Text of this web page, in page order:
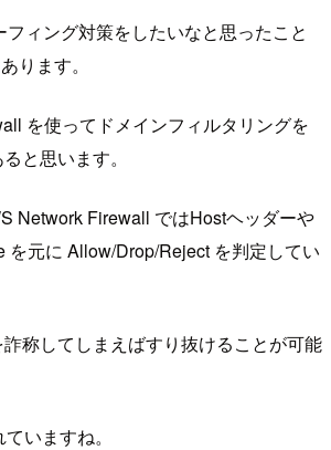
ィング対策をしたいなと思ったこと
ります。
を使ってドメインフィルタリングを
と思います。
Network Firewall ではHostヘッダーや
を元に Allow/Drop/Reject を判定してい
称してしまえばすり抜けることが可能
いますね。